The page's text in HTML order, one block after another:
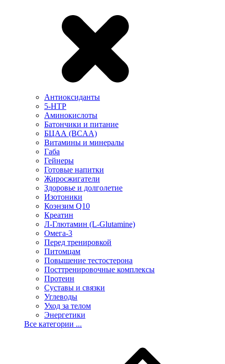
Антиоксиданты
5-HTP
Аминокислоты
Батончики и питание
БЦАА (BCAA)
Витамины и минералы
Габа
Гейнеры
Готовые напитки
Жиросжигатели
Здоровье и долголетие
Изотоники
Коэнзим Q10
Креатин
Л-Глютамин (L-Glutamine)
Омега-3
Перед тренировкой
Питомцам
Повышение тестостерона
Посттренировочные комплексы
Протеин
Суставы и связки
Углеводы
Уход за телом
Энергетики
Все категории ...